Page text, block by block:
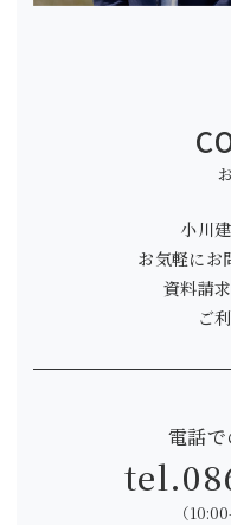
小川
お気軽にお
資料請
ご
電話
tel.
（